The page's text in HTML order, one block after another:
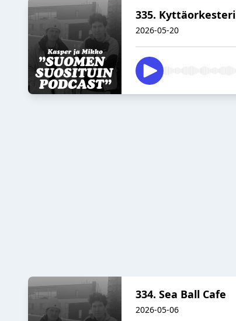
335. Kyttäorkesteri
2026-05-20
334. Sea Ball Cafe
2026-05-06